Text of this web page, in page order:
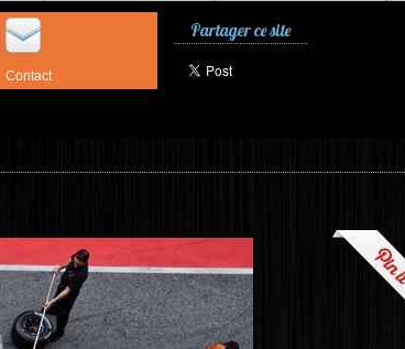
Contact
Partager ce site